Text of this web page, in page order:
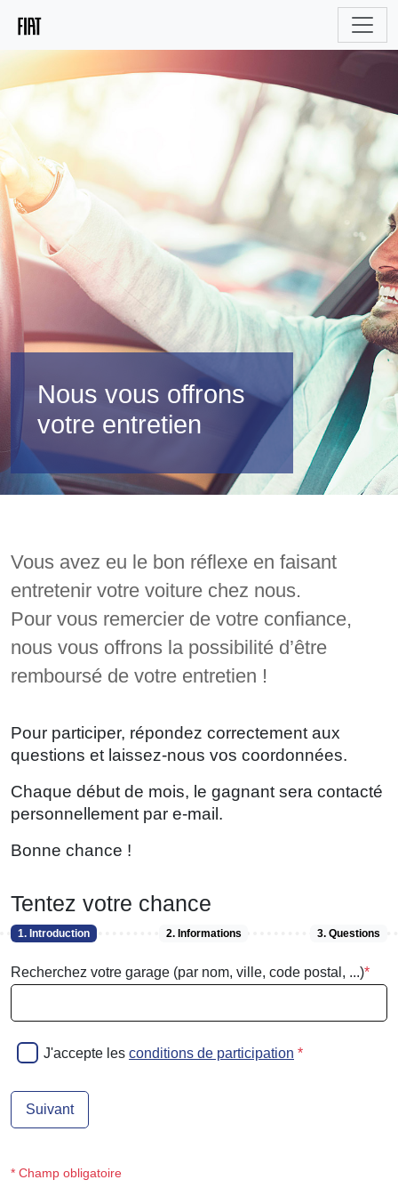
Nous vous offrons
votre entretien
Vous avez eu le bon réflexe en faisant
entretenir votre voiture chez nous.
Pour vous remercier de votre confiance,
nous vous offrons la possibilité d’être
remboursé de votre entretien !
Pour participer, répondez correctement aux
questions et laissez-nous vos coordonnées.
Chaque début de mois, le gagnant sera contacté
personnellement par e-mail.
Bonne chance !
Tentez votre chance
1. Introduction 2. Informations 3. Questions
Recherchez votre garage (par nom, ville, code postal, ...)*
J'accepte les conditions de participation *
Suivant
* Champ obligatoire